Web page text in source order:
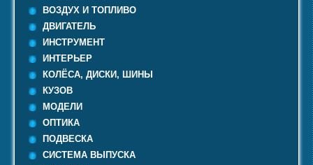
ВОЗДУХ И ТОПЛИВО
ДВИГАТЕЛЬ
ИНСТРУМЕНТ
ИНТЕРЬЕР
КОЛЁСА, ДИСКИ, ШИНЫ
КУЗОВ
МОДЕЛИ
ОПТИКА
ПОДВЕСКА
СИСТЕМА ВЫПУСКА